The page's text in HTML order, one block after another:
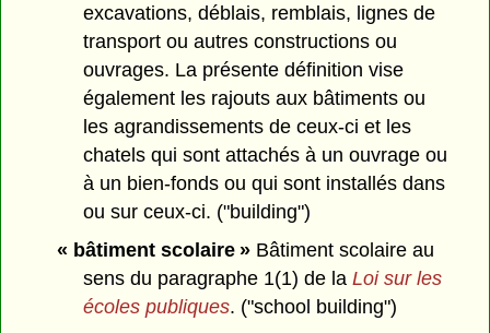
excavations, déblais, remblais, lignes de
transport ou autres constructions ou
ouvrages. La présente définition vise
également les rajouts aux bâtiments ou
les agrandissements de ceux-ci et les
chatels qui sont attachés à un ouvrage ou
à un bien-fonds ou qui sont installés dans
ou sur ceux-ci. ("building")
« bâtiment scolaire »Bâtiment scolaire au
sens du paragraphe 1(1) de laLoi sur les
écoles publiques. ("school building")